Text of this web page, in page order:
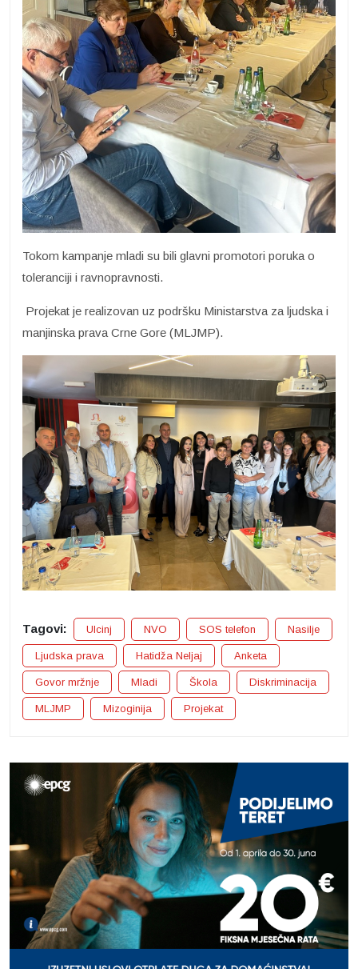
Tokom kampanje mladi su bili glavni promotori poruka o
toleranciji i ravnopravnosti.
Projekat je realizovan uz podršku Ministarstva za ljudska i
manjinska prava Crne Gore (MLJMP).
Tagovi: Ulcinj NVO SOS telefon Nasilje
Ljudska prava Hatidža Neljaj Anketa
Govor mržnje Mladi Škola Diskriminacija
MLJMP Mizoginija Projekat